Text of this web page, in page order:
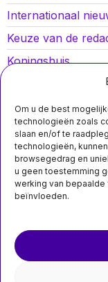
Om u de best
technologieën zoals
slaan en/of te
technologieën,
browsegedrag en
u geen toestemming
werking van
beïnvloeden.
Internationaal
Keuze van de
Koningshuis
Oorlog in Oekraïne
Opinies
Politiek
Sport
nieuwsimpuls.online